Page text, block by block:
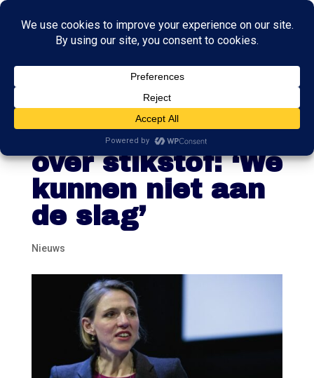
Provinciebestuur
ders slaan alarm
over stikstof: ‘We
kunnen niet aan
de slag’
Nieuws